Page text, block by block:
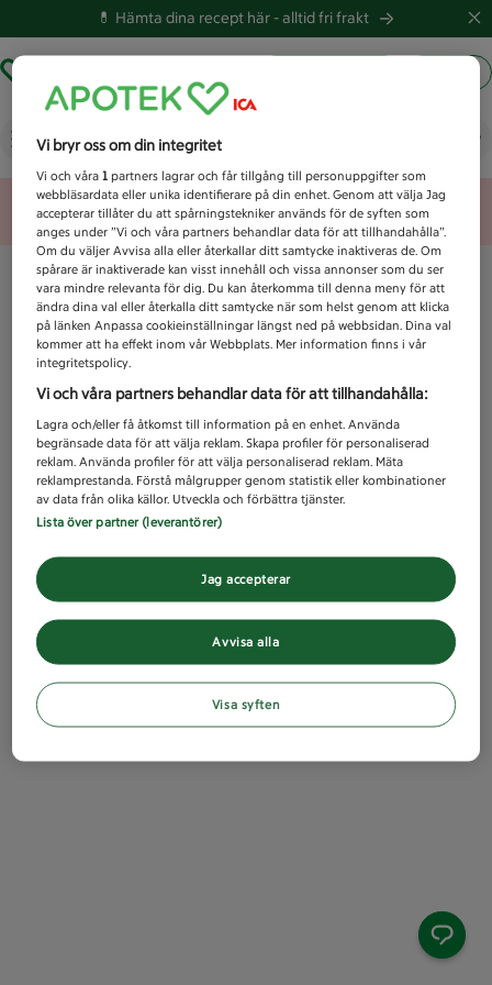
💊 Hämta dina recept här -alltid fri frakt
Vad letar du efter idag?
Unknown error
Vi bryr oss om din integritet
Vi och våra1 partners lagrar och får tillgång till personuppgifter som
webbläsardata eller unika identifierare på din enhet. Genom att välja Jag
accepterar tillåter du att spårningstekniker används för de syften som
anges under ”Vi och våra partners behandlar data för att tillhandahålla”.
Om du väljer Avvisa alla eller återkallar ditt samtycke inaktiveras de. Om
spårare är inaktiverade kan visst innehåll och vissa annonser som du ser
vara mindre relevanta för dig. Du kan återkomma till denna meny för att
ändra dina val eller återkalla ditt samtycke när som helst genom att klicka
på länken Anpassa cookieinställningar längst ned på webbsidan. Dina val
kommer att ha effekt inom vår Webbplats. Mer information finns i vår
integritetspolicy.
Vi och våra partners behandlar data för att tillhandahålla:
Lagra och/eller få åtkomst till information på en enhet. Använda
begränsade data för att välja reklam. Skapa profiler för personaliserad
reklam. Använda profiler för att välja personaliserad reklam. Mäta
reklamprestanda. Förstå målgrupper genom statistik eller kombinationer
av data från olika källor. Utveckla och förbättra tjänster.
Lista över partner (leverantörer)
Avvisa alla
Jag accepterar
Visa syften